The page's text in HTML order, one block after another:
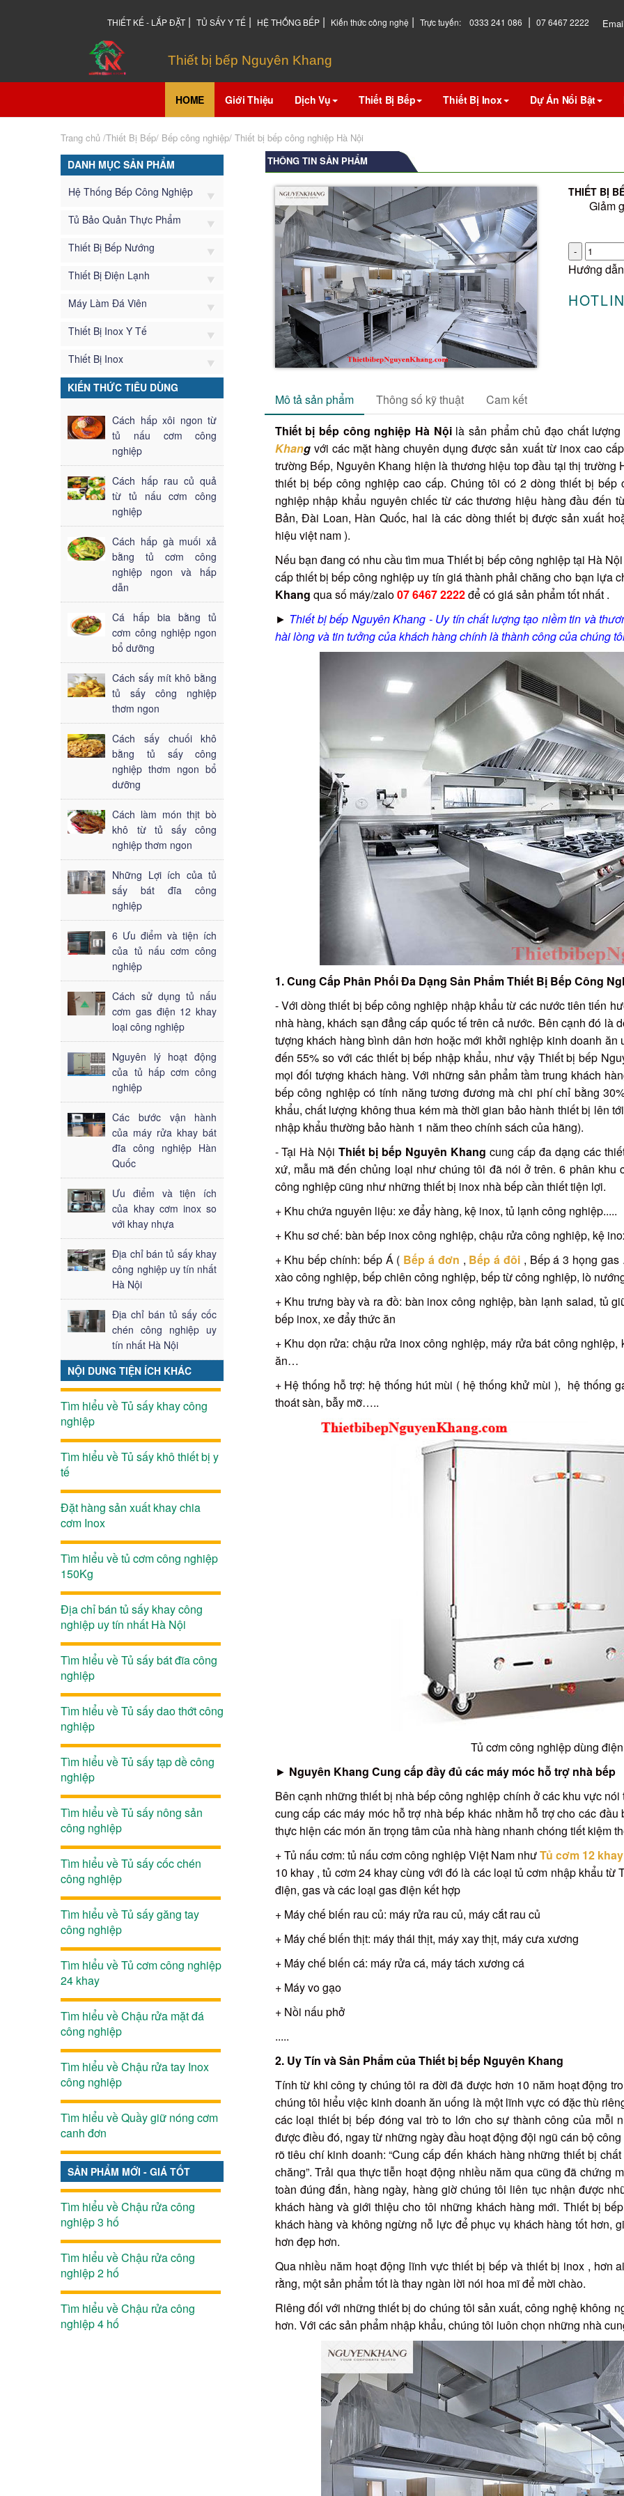
THIẾT KẾ - LẮP ĐẶT | TỦ SẤY Y TẾ | HỆ THỐNG BẾP | Kiến thức công nghệ | Trực tuyến: 0333 241 086 | 07 6467 2222
Thiết bị bếp Nguyên Khang
HOME Giới Thiệu Dịch Vụ Thiết Bị Bếp Thiết Bị Inox Dự Án Nổi Bật
Trang chủ /Thiết Bị Bếp/ Bếp công nghiệp/ Thiết bị bếp công nghiệp Hà Nội
THÔNG TIN SẢN PHẨM
THIẾT BỊ
Giảm
Số
lượng
Hướng
Mô tả sản phẩm Thông số kỹ thuật
Cam kết
Thiết bị bếp công nghiệp Hà Nộilà sản phẩm chủ đạo chất
Khangvới các mặt hàng chuyên dụng được sản xuất từ inox cao
trường Bếp, Nguyên Khang hiện là thương hiệu top đầu tại thị
thiết bị bếp công nghiệp cao cấp. Chúng tôi có 2 dòng thiết bị
nghiệp nhập khẩu nguyên chiếc từ các thương hiệu hàng đầu đến
Bản, Đài Loan, Hàn Quốc, hai là các dòng thiết bị được sản xuất
hiệu việt nam ).
Nếu bạn đang có nhu cầu tìm mua Thiết bị bếp công nghiệp tại Hà
cấp thiết bị bếp công nghiệp uy tín giá thành phải chăng cho bạn lựa
Khang qua số máy/zalo07 6467 2222để có giá sản phẩm tốt nhất .
► Thiết bị bếp Nguyên Khang - Uy tín chất lượng tạo niềm tin và
hài lòng và tin tưởng của khách hàng chính là thành công của chúng
1. Cung Cấp Phân Phối Đa Dạng Sản Phẩm Thiết Bị Bếp Công
- Với dòng thiết bị bếp công nghiệp nhập khẩu từ các nước tiên tiến
nhà hàng, khách sạn đẳng cấp quốc tế trên cả nước. Bên cạnh đó là
tượng khách hàng bình dân hơn hoặc mới khởi nghiệp kinh doanh
đến 55% so với các thiết bị bếp nhập khẩu, như vậy Thiết bị bếp
mọi đối tượng khách hàng. Với những sản phẩm tầm trung khách
bếp công nghiệp có tính năng tương đương mà chi phí chỉ bằng
khẩu, chất lượng không thua kém mà thời gian bảo hành thiết bị lên
nhập khẩu thường bảo hành 1 năm theo chính sách của hãng).
- Tại Hà NộiThiết bị bếp Nguyên Khang cung cấp đa dạng các
xứ, mẫu mã đến chủng loại như chúng tôi đã nói ở trên. 6 phân
công nghiệp cũng như những thiết bị inox nhà bếp cần thiết tiện lợi.
+ Khu chứa nguyên liệu: xe đẩy hàng, kệ inox, tủ lạnh công nghiệp.....
+ Khu sơ chế: bàn bếp inox công nghiệp, chậu rửa công nghiệp, kệ
+ Khu bếp chính: bếp Á ( Bếp á đơn , Bếp á đôi, Bếp á 3 họng gas
xào công nghiệp, bếp chiên công nghiệp, bếp từ công nghiệp, lò
+ Khu trưng bày và ra đồ: bàn inox công nghiệp, bàn lạnh salad, tủ
bếp inox, xe đẩy thức ăn
+ Khu dọn rửa: chậu rửa inox công nghiệp, máy rửa bát công
ăn…
+ Hệ thống hỗ trợ: hệ thống hút mùi ( hệ thống khử mùi ), hệ thống
thoát sàn, bẫy mỡ…..
Tủ cơm công nghiệp dùng điện
► Nguyên Khang Cung cấp đầy đủ các máy móc hỗ trợ nhà bếp
Bên cạnh những thiết bị nhà bếp công nghiệp chính ở các khu vực
cung cấp các máy móc hỗ trợ nhà bếp khác nhằm hỗ trợ cho các
thực hiện các món ăn trọng tâm của nhà hàng nhanh chóng tiết kiệm
+ Tủ nấu cơm: tủ nấu cơm công nghiệp Việt Nam nhưTủ cơm 12
10 khay , tủ cơm 24 khay cùng với đó là các loại tủ cơm nhập khẩu
điện, gas và các loại gas điện kết hợp
+ Máy chế biến rau củ: máy rửa rau củ, máy cắt rau củ
+ Máy chế biến thịt: máy thái thịt, máy xay thịt, máy cưa xương
+ Máy chế biến cá: máy rửa cá, máy tách xương cá
+ Máy vo gạo
+ Nồi nấu phở
.....
2. Uy Tín và Sản Phẩm của Thiết bị bếp Nguyên Khang
Tính từ khi công ty chúng tôi ra đời đã được hơn 10 năm hoạt động
chúng tôi hiểu việc kinh doanh ăn uống là một lĩnh vực có đặc thù
các loại thiết bị bếp đóng vai trò to lớn cho sự thành công của mỗi
được điều đó, ngay từ những ngày đầu hoạt động đội ngũ cán bộ
rõ tiêu chí kinh doanh: “Cung cấp đến khách hàng những thiết bị
chăng”. Trải qua thực tiễn hoạt động nhiều năm qua cũng đã chứng
toàn đúng đắn, hàng ngày, hàng giờ chúng tôi liên tục nhận được
khách hàng và giới thiệu cho tôi những khách hàng mới. Thiết bị
khách hàng và không ngừng nỗ lực để phục vụ khách hàng tốt hơn,
hơn đẹp hơn.
Qua nhiều năm hoạt động lĩnh vực thiết bị bếp và thiết bị inox , hơn
rằng, một sản phẩm tốt là thay ngàn lời nói hoa mĩ để mời chào.
Riêng đối với những thiết bị do chúng tôi sản xuất, công nghệ không
hơn. Với các sản phẩm nhập khẩu, chúng tôi luôn chọn những nhà
DANH MỤC SẢN PHẨM
Hệ Thống Bếp Công Nghiệp
Tủ Bảo Quản Thực Phẩm
Thiết Bị Bếp Nướng
Thiết Bị Điện Lạnh
Máy Làm Đá Viên
Thiết Bị Inox Y Tế
Thiết Bị Inox
KIẾN THỨC TIÊU DÙNG
Cách hấp xôi ngon từ
tủ nấu cơm công
nghiệp
Cách hấp rau củ quả
từ tủ nấu cơm công
nghiệp
Cách hấp gà muối xả
bằng tủ cơm công
nghiệp ngon và hấp
dẫn
Cá hấp bia bằng tủ
cơm công nghiệp ngon
bổ dưỡng
Cách sấy mít khô bằng
tủ sấy công nghiệp
thơm ngon
Cách sấy chuối khô
bằng tủ sấy công
nghiệp thơm ngon bổ
dưỡng
Cách làm món thịt bò
khô từ tủ sấy công
nghiệp thơm ngon
Những Lợi ích của tủ
sấy bát đĩa công
nghiệp
6 Ưu điểm và tiện ích
của tủ nấu cơm công
nghiệp
Cách sử dụng tủ nấu
cơm gas điện 12 khay
loại công nghiệp
Nguyên lý hoạt động
của tủ hấp cơm công
nghiệp
Các bước vận hành
của máy rửa khay bát
đĩa công nghiệp Hàn
Quốc
Ưu điểm và tiện ích
của khay cơm inox so
với khay nhựa
Địa chỉ bán tủ sấy khay
công nghiệp uy tín nhất
Hà Nội
Địa chỉ bán tủ sấy cốc
chén công nghiệp uy
tín nhất Hà Nội
NỘI DUNG TIỆN ÍCH KHÁC
Tìm hiểu về Tủ sấy khay công
nghiệp
Tìm hiểu về Tủ sấy khô thiết bị y
tế
Đặt hàng sản xuất khay chia
cơm Inox
Tìm hiểu về tủ cơm công nghiệp
150Kg
Địa chỉ bán tủ sấy khay công
nghiệp uy tín nhất Hà Nội
Tìm hiểu về Tủ sấy bát đĩa công
nghiệp
Tìm hiểu về Tủ sấy dao thớt công
nghiệp
Tìm hiểu về Tủ sấy tạp dề công
nghiệp
Tìm hiểu về Tủ sấy nông sản
công nghiệp
Tìm hiểu về Tủ sấy cốc chén
công nghiệp
Tìm hiểu về Tủ sấy găng tay
công nghiệp
Tìm hiểu về Tủ cơm công nghiệp
24 khay
Tìm hiểu về Chậu rửa mặt đá
công nghiệp
Tìm hiểu về Chậu rửa tay Inox
công nghiệp
Tìm hiểu về Quầy giữ nóng cơm
canh đơn
SẢN PHẨM MỚI - GIÁ TỐT
Tìm hiểu về Chậu rửa công
nghiệp 3 hố
Tìm hiểu về Chậu rửa công
nghiệp 2 hố
Tìm hiểu về Chậu rửa công
nghiệp 4 hố